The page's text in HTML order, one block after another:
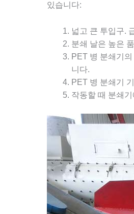
있습니다:
넓고 큰 투입구.
분쇄 날은 높은
PET 병 분쇄기
니다.
PET 병 분쇄기
작동할 때 분쇄